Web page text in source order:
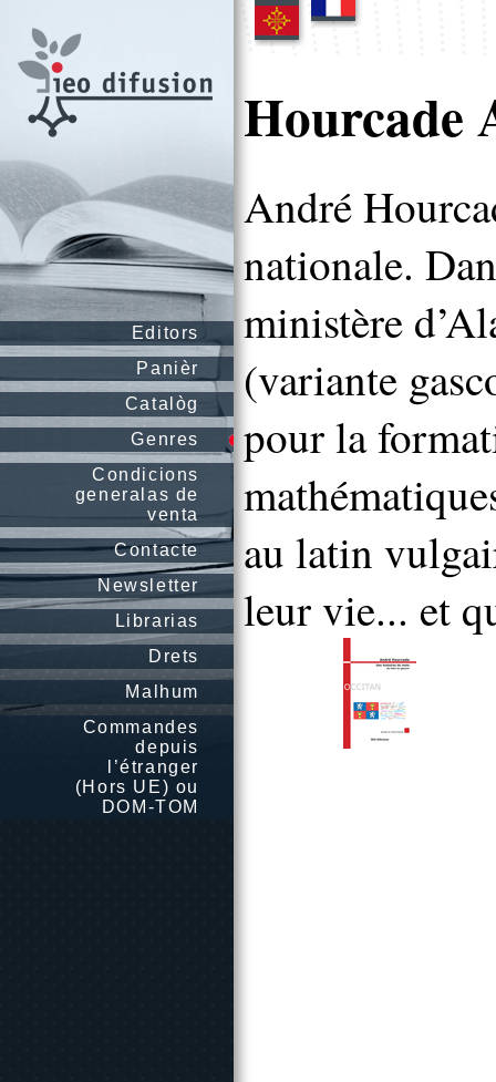
Editors
Panièr
Catalòg
Genres
Condicions
generalas de
venta
Contacte
Newsletter
Librarias
Drets
Malhum
Commandes
depuis
l’étranger
(Hors UE) ou
DOM-TOM
Hourcade
André
nationale.
ministère
(variante
pour la
au latin
leur vie... et